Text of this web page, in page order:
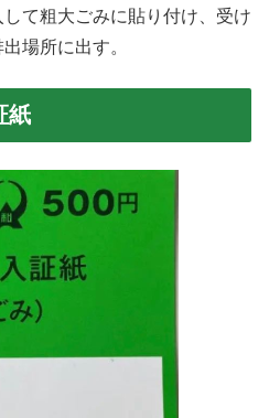
て粗大ごみに貼り付け、受け
場所に出す。
紙